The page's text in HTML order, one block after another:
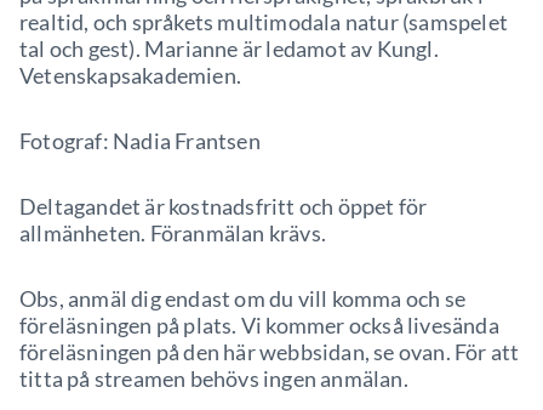
realtid, och språkets multimodala natur (samspelet
tal och gest). Marianne är ledamot av Kungl.
Vetenskapsakademien.
Fotograf: Nadia Frantsen
Deltagandet är kostnadsfritt och öppet för
allmänheten. Föranmälan krävs.
Obs, anmäl dig endast om du vill komma och se
föreläsningen på plats. Vi kommer också livesända
föreläsningen på den här webbsidan, se ovan. För att
titta på streamen behövs ingen anmälan.